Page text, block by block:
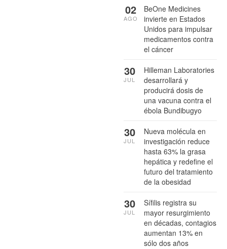
BeOne Medicines
invierte en Estados
Unidos para impulsar
medicamentos contra
el cáncer
02
AGO
Hilleman Laboratories
desarrollará y
producirá dosis de
una vacuna contra el
ébola Bundibugyo
30
JUL
Nueva molécula en
investigación reduce
hasta 63% la grasa
hepática y redefine el
futuro del tratamiento
de la obesidad
30
JUL
Sífilis registra su
mayor resurgimiento
en décadas, contagios
aumentan 13% en
sólo dos años
30
JUL